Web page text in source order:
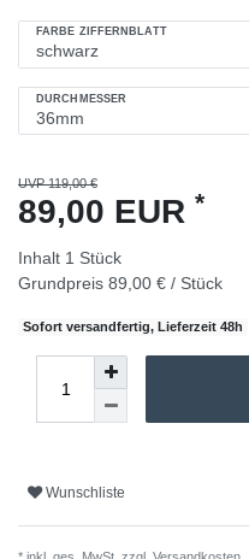
FARBE ZIFFERNBLATT
DURCHMESSER
UVP 119,00 €
89,00 EUR *
Inhalt 1 Stück
Grundpreis 89,00 € / Stück
Sofort versandfertig, Lieferzeit 48h
Wunschliste